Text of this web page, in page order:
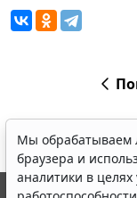
Мы обрабатываем
браузера и
аналитики в